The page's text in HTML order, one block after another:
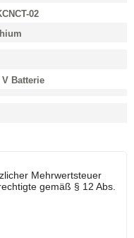
02
Batterie
Mehrwertsteuer
gemäß § 12 Abs.